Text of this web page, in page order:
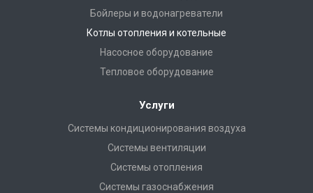
Бойлеры и водонагреватели
Котлы отопления и котельные
Насосное оборудование
Тепловое оборудование
Услуги
Системы кондиционирования воздуха
Системы вентиляции
Системы отопления
Системы газоснабжения